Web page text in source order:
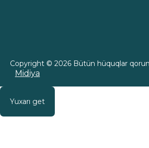
Copyright © 2026 Bütün hüquqlar
Midiya
Yuxarı get